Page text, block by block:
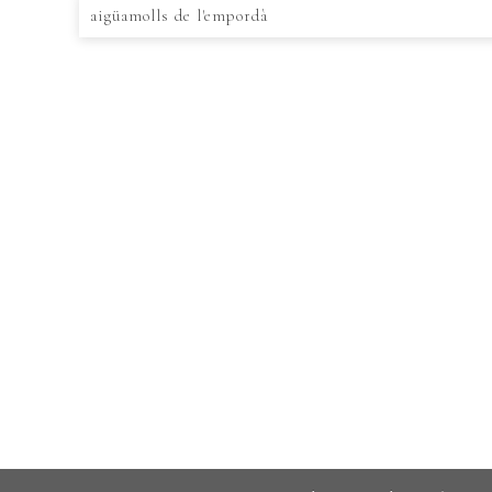
aigüamolls de l'empordà